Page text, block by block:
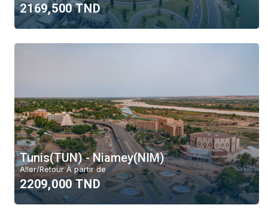
2169,500 TND
Tunis(TUN) - Niamey(NIM)
Aller/Retour À partir de
2209,000 TND